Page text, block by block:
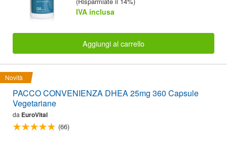
IVA inclusa
Aggiungi al carrello
Novità
PACCO CONVENIENZA DHEA 25mg 360 Capsule
Vegetariane
da EuroVital
(66)